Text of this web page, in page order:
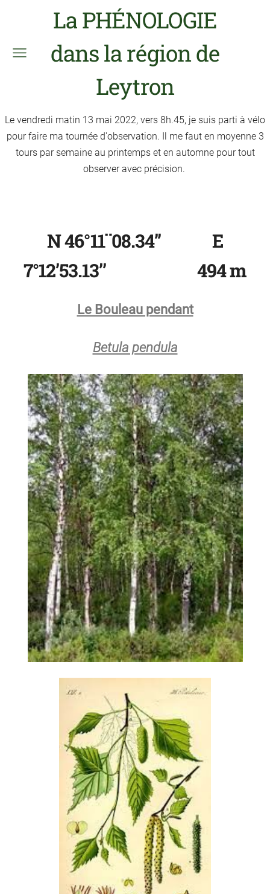
La PHÉNOLOGIE
dans la région de
Leytron
Le vendredi matin 13 mai 2022, vers 8h.45, je suis parti à vélo
pour faire ma tournée d'observation. Il me faut en moyenne 3
tours par semaine au printemps et en automne pour tout
observer avec précision.
N 46°11¨08.34’’ E
7°12’53.13’’ 494 m
Le Bouleau pendant
Betula pendula